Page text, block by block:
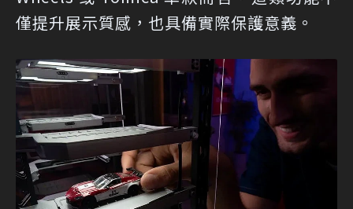
僅提升展示質感，也具備實際保護意義。